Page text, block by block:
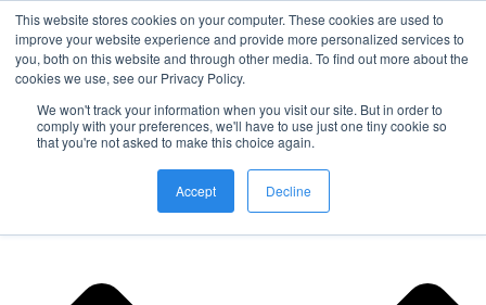
This website stores cookies on your computer. These cookies are used to
improve your website experience and provide more personalized services to
you, both on this website and through other media. To find out more about the
cookies we use, see our Privacy Policy.
We won't track your information when you visit our site. But in order to
comply with your preferences, we'll have to use just one tiny cookie so
that you're not asked to make this choice again.
Accept Decline
Nordic Sports Reutlingen
Navigation umschalten
Fitness